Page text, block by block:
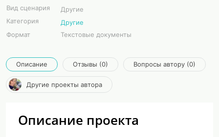
Вид сценария
Другие
Категория
Другие
Формат
Текстовые документы
Описание Отзывы (0) Вопросы автору (0)
Другие проекты автора
Описание проекта